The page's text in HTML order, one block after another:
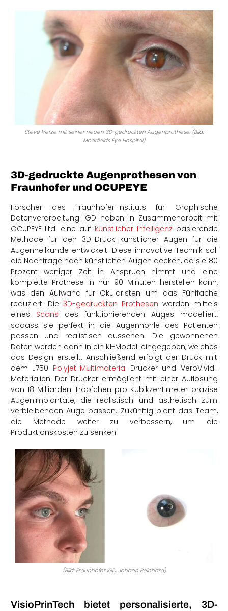
Steve Verze mit seiner neuen 3D-gedruckten Augenprothese. (Bild:
Moorfields Eye Hospital)
3D-gedruckte Augenprothesen von
Fraunhofer und OCUPEYE
Forscher des Fraunhofer-Instituts für Graphische
Datenverarbeitung IGD haben in Zusammenarbeit mit
OCUPEYE Ltd. eine auf künstlicher Intelligenz basierende
Methode für den 3D-Druck künstlicher Augen für die
Augenheilkunde entwickelt. Diese innovative Technik soll
die Nachfrage nach künstlichen Augen decken, da sie 80
Prozent weniger Zeit in Anspruch nimmt und eine
komplette Prothese in nur 90 Minuten herstellen kann,
was den Aufwand für Okularisten um das Fünffache
reduziert. Die 3D-gedruckten Prothesen werden mittels
eines Scans des funktionierenden Auges modelliert,
sodass sie perfekt in die Augenhöhle des Patienten
passen und realistisch aussehen. Die gewonnenen
Daten werden dann in ein KI-Modell eingegeben, welches
das Design erstellt. Anschließend erfolgt der Druck mit
dem J750 Polyjet-Multimaterial-Drucker und VeroVivid-
Materialien. Der Drucker ermöglicht mit einer Auflösung
von 18 Milliarden Tröpfchen pro Kubikzentimeter präzise
Augenimplantate, die realistisch und ästhetisch zum
verbleibenden Auge passen. Zukünftig plant das Team,
die Methode weiter zu verbessern, um die
Produktionskosten zu senken.
(Bild: Fraunhofer IGD, Johann Reinhard)
VisioPrinTech bietet personalisierte, 3D-